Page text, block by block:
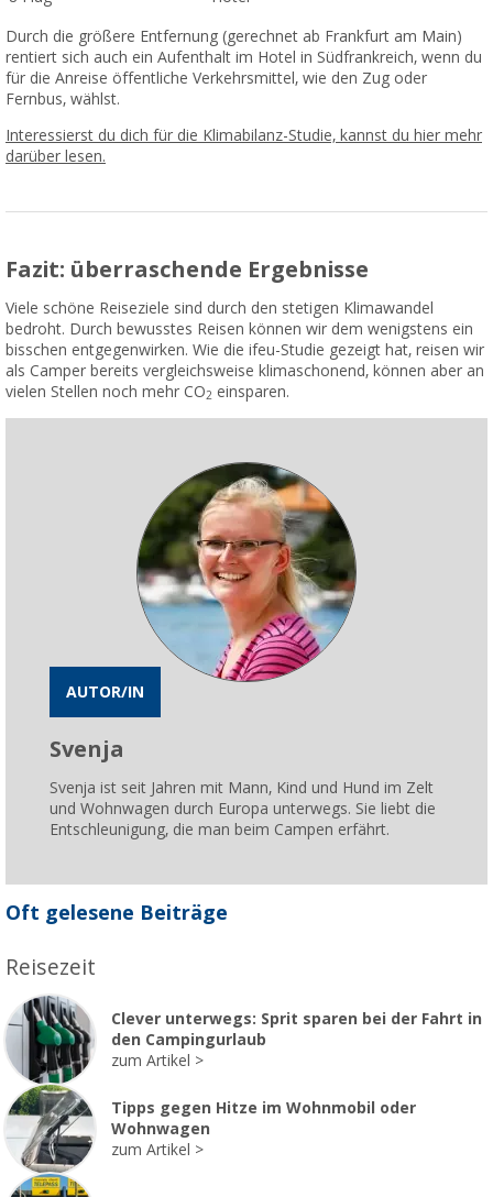
Durch die größere Entfernung (gerechnet ab Frankfurt am Main)
rentiert sich auch ein Aufenthalt im Hotel in Südfrankreich, wenn du
für die Anreise öffentliche Verkehrsmittel, wie den Zug oder
Fernbus, wählst.
Interessierst du dich für die Klimabilanz-Studie, kannst du hier mehr
darüber lesen.
Fazit: überraschende Ergebnisse
Viele schöne Reiseziele sind durch den stetigen Klimawandel
bedroht. Durch bewusstes Reisen können wir dem wenigstens ein
bisschen entgegenwirken. Wie die ifeu-Studie gezeigt hat, reisen wir
als Camper bereits vergleichsweise klimaschonend, können aber an
vielen Stellen noch mehr CO2 einsparen.
AUTOR/IN
Svenja
Svenja ist seit Jahren mit Mann, Kind und Hund im Zelt
und Wohnwagen durch Europa unterwegs. Sie liebt die
Entschleunigung, die man beim Campen erfährt.
Oft gelesene Beiträge
Reisezeit
Clever unterwegs: Sprit sparen bei der Fahrt in
den Campingurlaub
zum Artikel
Tipps gegen Hitze im Wohnmobil oder
Wohnwagen
zum Artikel